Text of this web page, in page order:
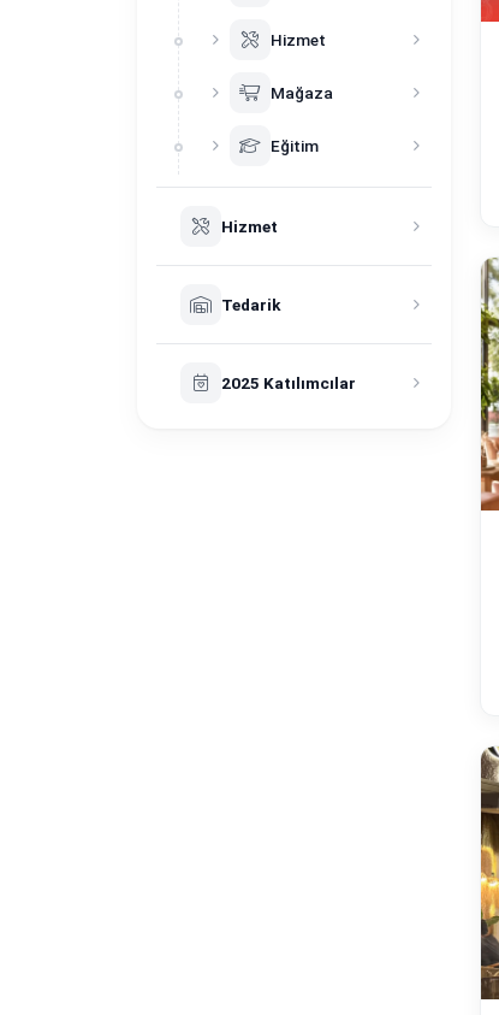
Hizmet
Mağaza
Eğitim
Hizmet
Tedarik
2025 Katılımcılar